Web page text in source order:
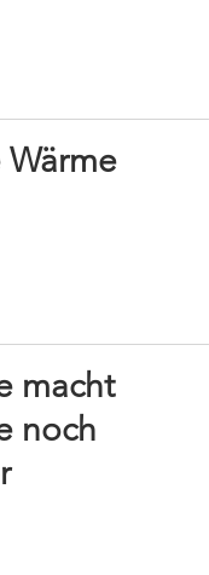
macht
noch